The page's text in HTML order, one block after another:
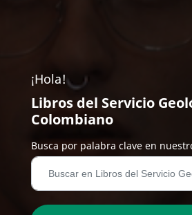
¡Hola!
Libros del Servicio
Colombiano
Busca por palabra clave en